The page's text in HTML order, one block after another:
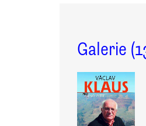
Galerie (